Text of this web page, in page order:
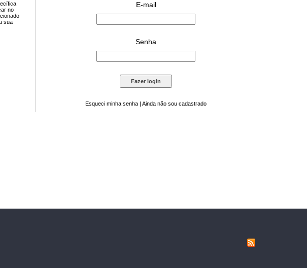
no
sua
E-mail
Senha
Esqueci minha senha | Ainda não sou cadastrado